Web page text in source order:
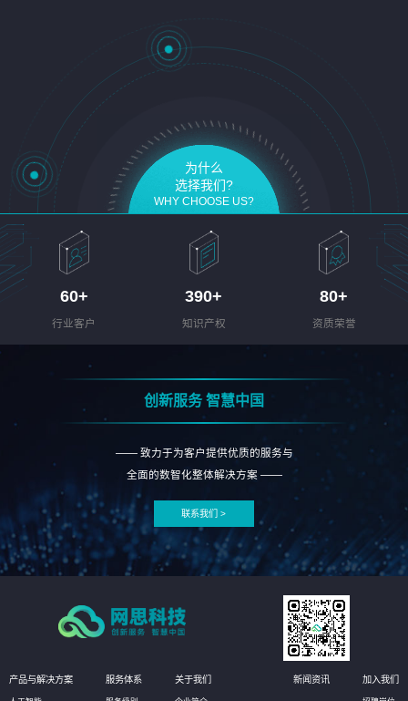
为什么
选择我们?
WHY CHOOSE US?
60+
行业客户
390+
知识产权
80+
资质荣誉
创新服务 智慧中国
—— 致力于为客户提供优质的服务与
全面的数智化整体解决方案 ——
联系我们 >
产品与解决方案 服务体系 关于我们 新闻资讯 加入我们